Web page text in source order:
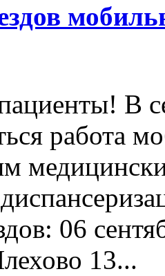
В
работа
06
13...